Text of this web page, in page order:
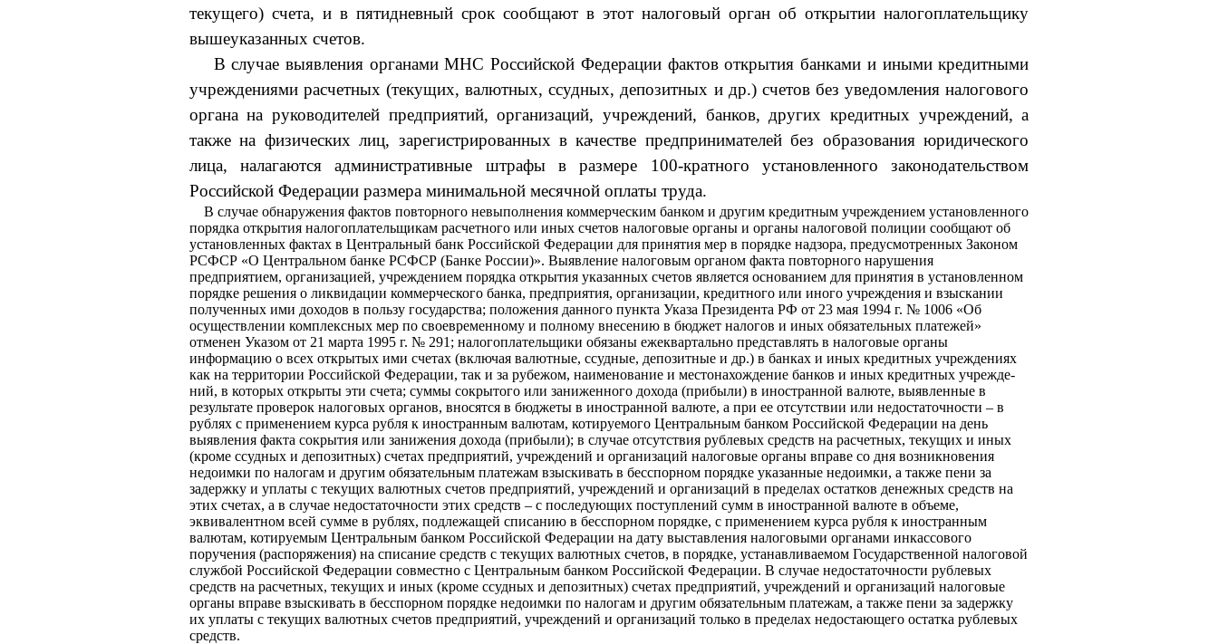
текущего) счета, и в пятидневный срок сообщают в этот налоговый орган об открытии налогоплатель­щику
вышеуказанных счетов.
В случае выявления органами МНС Российской Федерации фактов открытия банками и иными кредитными
учреждениями расчетных (текущих, валютных, ссудных, депозитных и др.) счетов без уведомления налогового
органа на руководителей предприятий, организаций, учреждений, банков, других кредитных учреждений, а
также на физических лиц, зарегистрированных в качестве предпринимателей без образования юридического
лица, налагаются ад­министративные штрафы в размере 100-кратного установленного зако­нодательством
Российской Федерации размера минимальной месячной оплаты труда.
В случае обнаружения фактов повторного невыполнения коммерчес­ким банком и другим кредитным учреждением установленного
порядка открытия налогоплательщикам расчетного или иных счетов налоговые органы и органы налоговой полиции сообщают об
установленных фак­тах в Центральный банк Российской Федерации для принятия мер в по­рядке надзора, предусмотренных Законом
РСФСР «О Центральном банке РСФСР (Банке России)». Выявление налоговым органом факта повторного нарушения
предприятием, организацией, учреждением по­рядка открытия указанных счетов является основанием для принятия в установленном
порядке решения о ликвидации коммерческого банка, предприятия, организации, кредитного или иного учреждения и взыска­нии
полученных ими доходов в пользу государства; положения данного пункта Указа Президента РФ от 23 мая 1994 г. № 1006 «Об
осуществлении комплексных мер по своевременному и пол­ному внесению в бюджет налогов и иных обязательных платежей»
отменен Указом от 21 марта 1995 г. № 291; налогоплательщики обязаны ежеквартально представлять в нало­говые органы
информацию о всех открытых ими счетах (включая ва­лютные, ссудные, депозитные и др.) в банках и иных кредитных учреж­дениях
как на территории Российской Федерации, так и за рубежом, наименование и местонахождение банков и иных кредитных учрежде­
ний, в которых открыты эти счета; суммы сокрытого или заниженного дохода (прибыли) в ино­странной валюте, выявленные в
результате проверок налоговых орга­нов, вносятся в бюджеты в иностранной валюте, а при ее отсутствии или недостаточности – в
рублях с применением курса рубля к ино­странным валютам, котируемого Центральным банком Российской Фе­дерации на день
выявления факта сокрытия или занижения дохода (при­были); в случае отсутствия рублевых средств на расчетных, текущих и иных
(кроме ссудных и депозитных) счетах предприятий, учреждений и организаций налоговые органы вправе со дня возникновения
недоим­ки по налогам и другим обязательным платежам взыскивать в бесспор­ном порядке указанные недоимки, а также пени за
задержку и уплаты с текущих валютных счетов предприятий, учреждений и организаций в пределах остатков денежных средств на
этих счетах, а в случае недо­статочности этих средств – с последующих поступлений сумм в ино­странной валюте в объеме,
эквивалентном всей сумме в рублях, подле­жащей списанию в бесспорном порядке, с применением курса рубля к иностранным
валютам, котируемым Центральным банком Российс­кой Федерации на дату выставления налоговыми органами инкассового
поручения (распоряжения) на списание средств с текущих валютных счетов, в порядке, устанавливаемом Государственной налоговой
службой Российской Федерации совместно с Центральным банком Российской Федерации. В случае недостаточности рублевых
средств на расчетных, текущих и иных (кроме ссудных и депозитных) счетах предприятий, учреждений и организаций налоговые
органы вправе взыскивать в бесспорном порядке недоимки по налогам и другим обязательным платежам, а также пени за задержку
их уплаты с текущих валютных счетов предприятий, учреждений и организаций только в пределах недо­стающего остатка рублевых
средств.